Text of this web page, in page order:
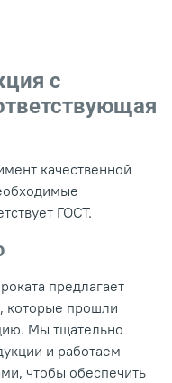
с
качественной
ГОСТ.
предлагает
которые прошли
Мы тщательно
и работаем
чтобы обеспечить